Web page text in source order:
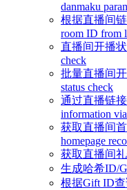
danmaku
根据直播间
room ID from
直播间开播状
check
批量直播间
status check
通过直播链
information
获取直播间
homepage
获取直播间
生成哈希ID/
根据Gift ID查